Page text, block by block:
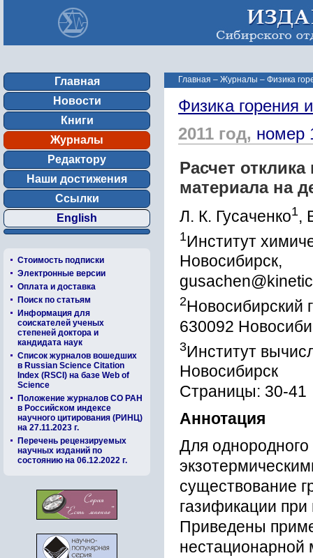
Главная
Новости
Книги
Журналы
Редактору
Наши достижения
Ссылки
English
Стоимость подписки
Электронные версии
Оплата и доставка
Поиск по статьям
Информация для
соискателей ученых
степеней доктора и
кандидата наук
Список журналов вошедших
в Russian Science Citation
Index (RSCI) на базе Web of
Science
Положение журналов СО РАН
в Российском индексе
научного цитирования (РИНЦ)
на 27.11.2023 г.
Перечень рецензируемых
научных изданий по
состоянию на 06.12.2022 г.
Главная – Журналы – Физика
Физика горения
2011 год, номер
Расчет
материала на
Л. К. Гусаченко1,
1Институт
Новосибирск,
2Новосибирский
630092
3Институт
Новосибирск
Страницы: 30-41
Аннотация
Для однородного
существование
газификации
Приведены
нестационарной